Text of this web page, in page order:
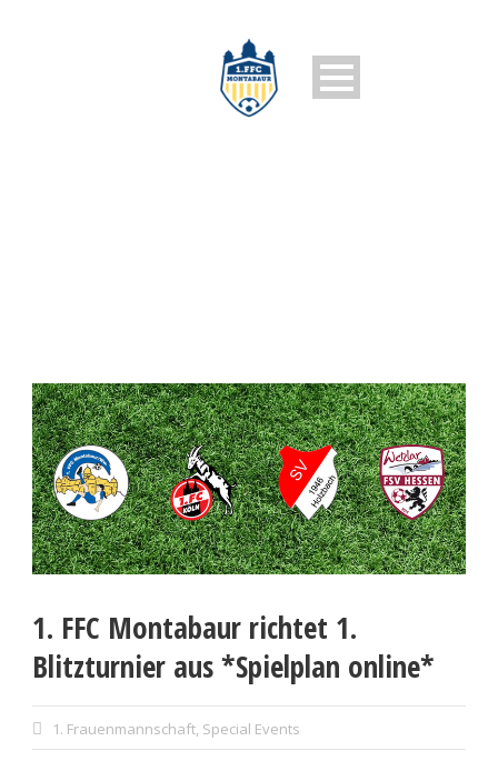
1. FFC Montabaur richtet 1.
Blitzturnier aus *Spielplan online*
1. Frauenmannschaft Special Events